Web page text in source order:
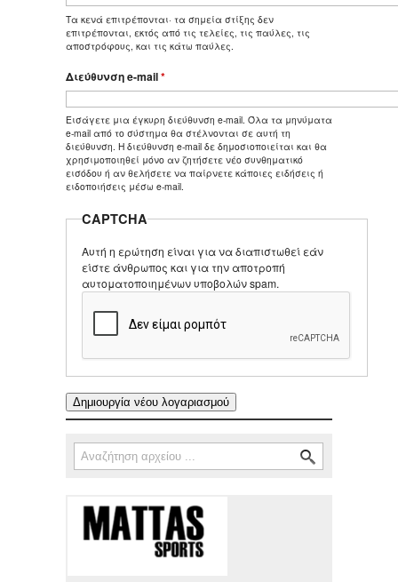
Τα κενά επιτρέπονται· τα σημεία στίξης δεν
επιτρέπονται, εκτός από τις τελείες, τις παύλες, τις
αποστρόφους, και τις κάτω παύλες.
Διεύθυνση e-mail*
Εισάγετε μια έγκυρη διεύθυνση e-mail. Όλα τα μηνύματα
e-mail από το σύστημα θα στέλνονται σε αυτή τη
διεύθυνση. Η διεύθυνση e-mail δε δημοσιοποιείται και θα
χρησιμοποιηθεί μόνο αν ζητήσετε νέο συνθηματικό
εισόδου ή αν θελήσετε να παίρνετε κάποιες ειδήσεις ή
ειδοποιήσεις μέσω e-mail.
CAPTCHA
Αυτή η ερώτηση είναι για να διαπιστωθεί εάν
είστε άνθρωπος και για την αποτροπή
αυτοματοποιημένων υποβολών spam.
Φόρμα αναζήτησης
Αναζήτηση